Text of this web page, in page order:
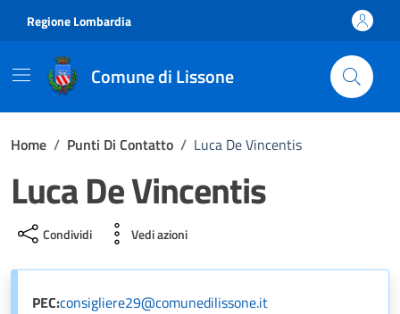
Regione Lombardia
Comune di Lissone
Home / Punti Di Contatto / Luca De Vincentis
Luca De Vincentis
Condividi Vedi azioni
PEC:consigliere29@comunedilissone.it